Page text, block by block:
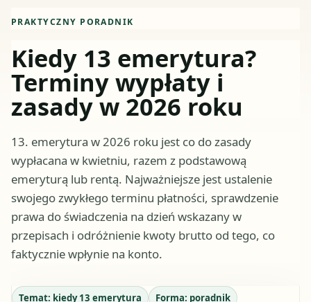
PRAKTYCZNY PORADNIK
Kiedy 13 emerytura?
Terminy wypłaty i
zasady w 2026 roku
13. emerytura w 2026 roku jest co do zasady
wypłacana w kwietniu, razem z podstawową
emeryturą lub rentą. Najważniejsze jest ustalenie
swojego zwykłego terminu płatności, sprawdzenie
prawa do świadczenia na dzień wskazany w
przepisach i odróżnienie kwoty brutto od tego, co
faktycznie wpłynie na konto.
Temat: kiedy 13 emerytura Forma: poradnik